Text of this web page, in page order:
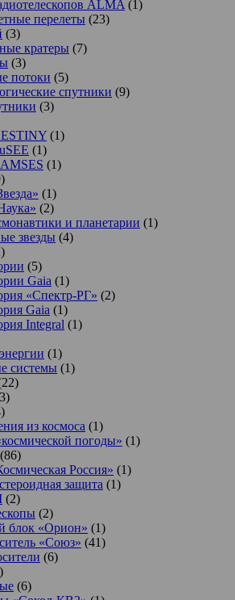
ALMA (1)
перелеты (23)
(3)
кратеры (7)
(3)
потоки (5)
спутники (9)
(3)
(1)
(1)
(1)
(1)
(2)
и планетарии (1)
звезды (4)
(5)
Gaia (1)
«Спектр-РГ» (2)
Gaia (1)
Integral (1)
(1)
системы (1)
из космоса (1)
погоды» (1)
(86)
Россия» (1)
защита (1)
(2)
(2)
блок «Орион» (1)
«Союз» (41)
(6)
(6)